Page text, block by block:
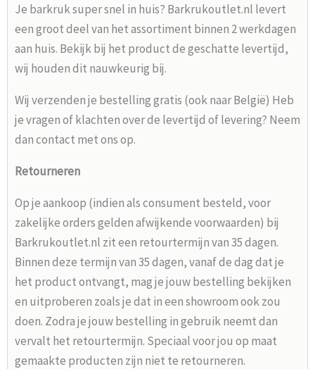
Je barkruk super snel in huis? Barkrukoutlet.nl levert
een groot deel van het assortiment binnen 2 werkdagen
aan huis. Bekijk bij het product de geschatte levertijd,
wij houden dit nauwkeurig bij.
Wij verzenden je bestelling gratis (ook naar België) Heb
je vragen of klachten over de levertijd of levering? Neem
dan contact met ons op.
Retourneren
Op je aankoop (indien als consument besteld, voor
zakelijke orders gelden afwijkende voorwaarden) bij
Barkrukoutlet.nl zit een retourtermijn van 35 dagen.
Binnen deze termijn van 35 dagen, vanaf de dag dat je
het product ontvangt, mag je jouw bestelling bekijken
en uitproberen zoals je dat in een showroom ook zou
doen. Zodra je jouw bestelling in gebruik neemt dan
vervalt het retourtermijn. Speciaal voor jou op maat
gemaakte producten zijn niet te retourneren.